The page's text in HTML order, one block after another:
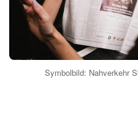
Symbolbild: Nahverkehr